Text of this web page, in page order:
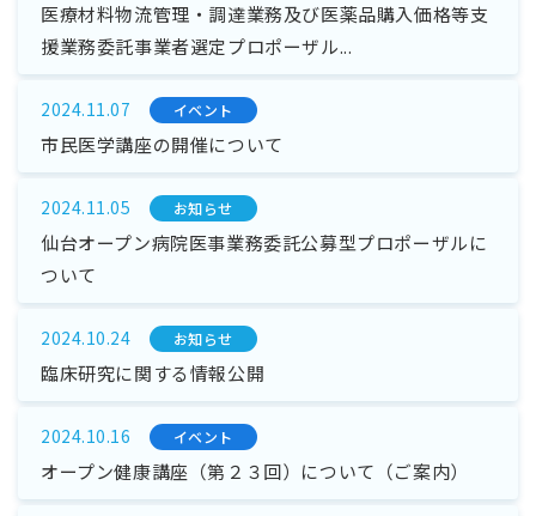
医療材料物流管理・調達業務及び医薬品購入価格等支
援業務委託事業者選定プロポーザル...
2024.11.07 イベント
市民医学講座の開催について
2024.11.05 お知らせ
仙台オープン病院医事業務委託公募型プロポーザルに
ついて
2024.10.24 お知らせ
臨床研究に関する情報公開
2024.10.16 イベント
オープン健康講座（第２３回）について（ご案内）